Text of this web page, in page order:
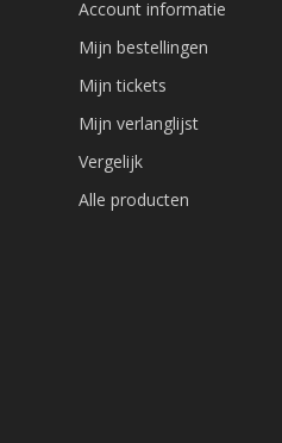
Account informatie
Mijn bestellingen
Mijn tickets
Mijn verlanglijst
Vergelijk
Alle producten